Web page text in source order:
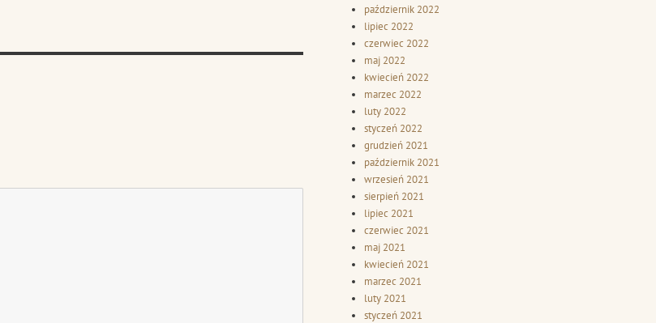
październik 2022
lipiec 2022
czerwiec 2022
maj 2022
kwiecień 2022
marzec 2022
luty 2022
styczeń 2022
grudzień 2021
październik 2021
wrzesień 2021
sierpień 2021
lipiec 2021
czerwiec 2021
maj 2021
kwiecień 2021
marzec 2021
luty 2021
styczeń 2021